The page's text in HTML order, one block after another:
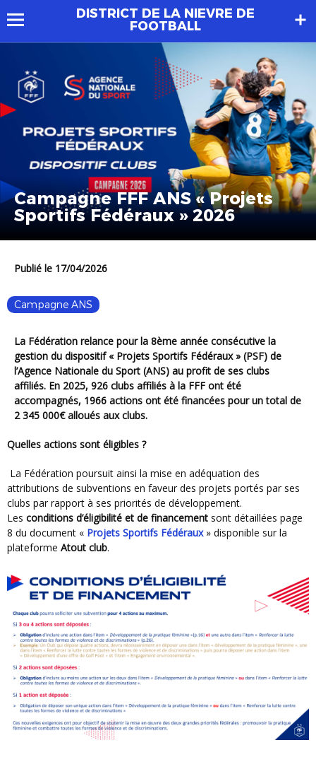
DISTRICT DE LA NIEVRE DE
FOOTBALL
Campagne FFF ANS « Projets
Sportifs Fédéraux » 2026
Publié le 17/04/2026
Campagne ANS
La Fédération relance pour la 8ème année consécutive la
gestion du dispositif « Projets Sportifs Fédéraux » (PSF) de
l’Agence Nationale du Sport (ANS) au profit de ses clubs
affiliés. En 2025, 926 clubs affiliés à la FFF ont été
accompagnés, 1966 actions ont été financées pour un total de
2 345 000€ alloués aux clubs.
Quelles actions sont éligibles ?
La Fédération poursuit ainsi la mise en adéquation des
attributions de subventions en faveur des projets portés par ses
clubs par rapport à ses priorités de développement.
Les conditions d’éligibilité et de financement sont détaillées page
8 du document « Projets Sportifs Fédéraux» disponible sur la
plateforme Atout club.